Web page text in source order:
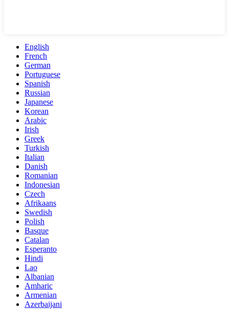
English
French
German
Portuguese
Spanish
Russian
Japanese
Korean
Arabic
Irish
Greek
Turkish
Italian
Danish
Romanian
Indonesian
Czech
Afrikaans
Swedish
Polish
Basque
Catalan
Esperanto
Hindi
Lao
Albanian
Amharic
Armenian
Azerbaijani